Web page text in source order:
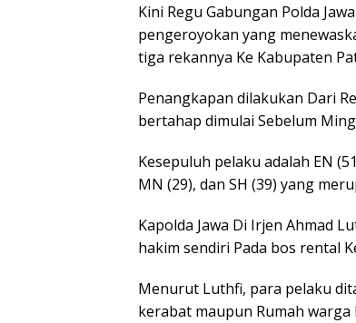
Kini Regu Gabungan Polda
pengeroyokan yang
tiga rekannya Ke Kabupaten
Penangkapan dilakukan Dari
bertahap dimulai Sebelum
Kesepuluh pelaku adalah EN
MN (29), dan SH (39) yang
Kapolda Jawa Di Irjen Ahmad
hakim sendiri Pada bos rental
Menurut Luthfi, para pelaku
kerabat maupun Rumah warga